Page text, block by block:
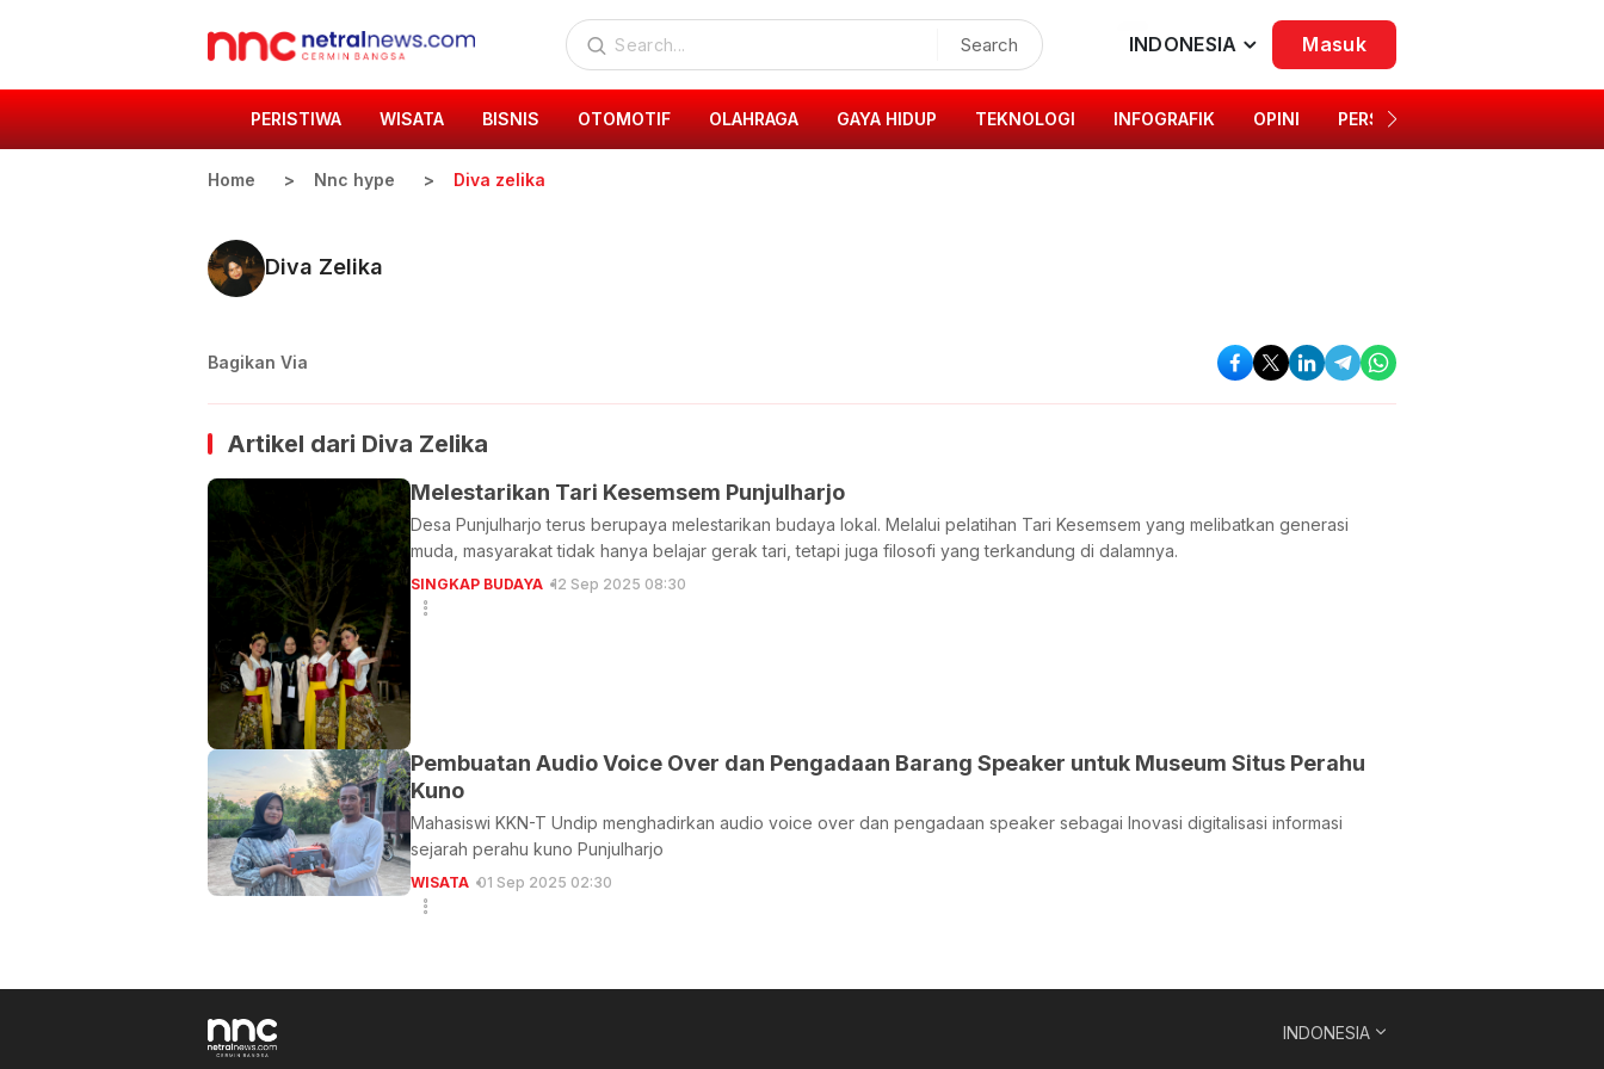
Search INDONESIA Masuk
PERISTIWA WISATA BISNIS OTOMOTIF OLAHRAGA GAYA HIDUP TEKNOLOGI INFOGRAFIK OPINI PERSONA
Home Nnc hype Diva zelika
Diva Zelika
Bagikan Via
Artikel dari Diva Zelika
Melestarikan Tari Kesemsem Punjulharjo
Desa Punjulharjo terus berupaya melestarikan budaya lokal. Melalui pelatihan Tari Kesemsem yang melibatkan generasi
muda, masyarakat tidak hanya belajar gerak tari, tetapi juga filosofi yang terkandung di dalamnya.
SINGKAP BUDAYA 12 Sep 2025 08:30
Pembuatan Audio Voice Over dan Pengadaan Barang Speaker untuk Museum Situs Perahu
Kuno
Mahasiswi KKN-T Undip menghadirkan audio voice over dan pengadaan speaker sebagai Inovasi digitalisasi informasi
sejarah perahu kuno Punjulharjo
WISATA 01 Sep 2025 02:30
INDONESIA